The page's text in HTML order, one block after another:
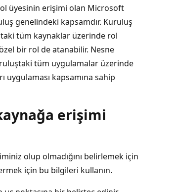
üyesinin erişimi olan Microsoft
genelindeki kapsamdır. Kuruluş
tüm kaynaklar üzerinde rol
bir rol de atanabilir. Nesne
tüm uygulamalar üzerinde
uygulaması kapsamına sahip
erişimi
olup olmadığını belirlemek için
için bu bilgileri kullanın.